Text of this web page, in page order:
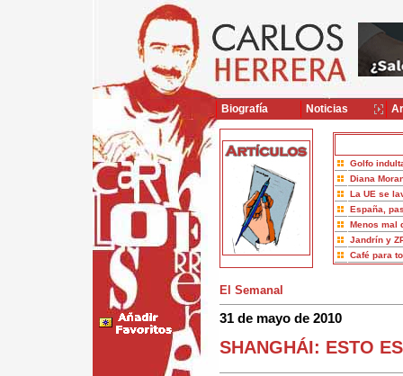
Golfo
Diana
La UE se
España,
Menos mal
Jandrín y
Café para
El Semanal
31 de mayo de 2010
SHANGHÁI: ESTO
Biografía Noticias